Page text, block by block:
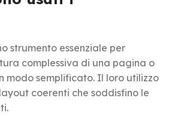
strumento essenziale per
complessiva di una pagina o
modo semplificato. Il loro utilizzo
coerenti che soddisfino le